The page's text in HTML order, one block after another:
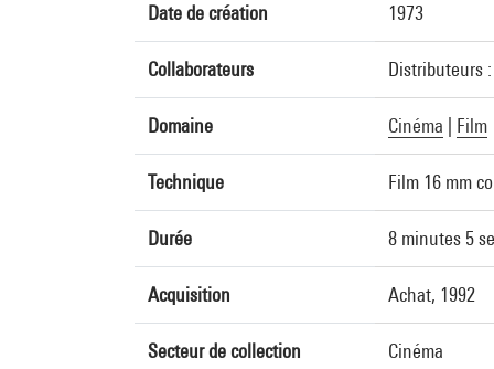
Date de création 1973
Collaborateurs Distributeurs
Domaine Cinéma Film
Technique Film 16 mm
Durée 8 minutes 5
Acquisition Achat, 1992
Secteur de collection Cinéma